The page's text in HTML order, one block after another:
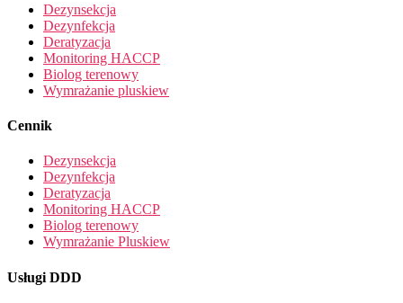
Dezynsekcja
Dezynfekcja
Deratyzacja
Monitoring HACCP
Biolog terenowy
Wymrażanie pluskiew
Cennik
Dezynsekcja
Dezynfekcja
Deratyzacja
Monitoring HACCP
Biolog terenowy
Wymrażanie Pluskiew
Usługi DDD